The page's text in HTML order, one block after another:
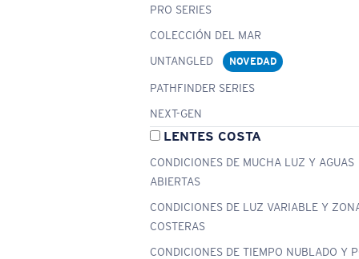
PRO SERIES
COLECCIÓN DEL MAR
UNTANGLED
NOVEDAD
PATHFINDER SERIES
NEXT-GEN
LENTES COSTA
CONDICIONES DE MUCHA LUZ Y AGUAS
ABIERTAS
CONDICIONES DE LUZ VARIABLE Y
COSTERAS
CONDICIONES DE TIEMPO NUBLADO Y